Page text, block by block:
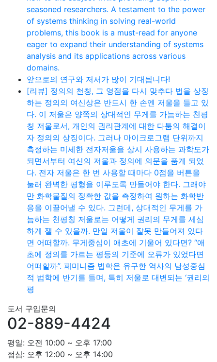
seasoned researchers. A testament to the power
of systems thinking in solving real-world
problems, this book is a must-read for anyone
eager to expand their understanding of systems
analysis and its applications across various
domains.
앞으로의 연구와 저서가 많이 기대됩니다!
[리뷰] 정의의 천칭, 그 영점을 다시 맞추다 법을 상징
하는 정의의 여신상은 반드시 한 손엔 저울을 들고 있
다. 이 저울은 양쪽의 상대적인 무게를 가늠하는 천평
칭 저울로서, 개인의 권리관계에 대한 다툼의 해결이
자 정의의 상징이다. 그러나 마이크로그램 단위까지
측정하는 미세한 전자저울을 상시 사용하는 과학도가
되면서부터 여신의 저울과 정의에 의문을 품게 되었
다. 전자 저울은 한 번 사용할 때마다 0점을 버튼을
눌러 완벽한 평형을 이루도록 만들어야 한다. 그래야
만 화학물질의 정확한 값을 측정하여 원하는 화학반
응을 이끌어낼 수 있다. 그런데, 상대적인 무게를 가
늠하는 천평칭 저울로는 어떻게 권리의 무게를 세심
하게 잴 수 있을까. 만일 저울이 잘못 만들어져 있다
면 어떠할까. 무게중심이 애초에 기울어 있다면? “애
초에 정의를 가르는 평등의 기준에 오류가 있었다면
어떠할까”. 페미니즘 법학은 유구한 역사의 남성중심
적 법학에 반기를 들며, 특히 저울로 대변되는 ‘권리의
평
도서 구입문의
02-889-4424
평일: 오전 10:00 ~ 오후 17:00
점심: 오후 12:00 ~ 오후 14:00